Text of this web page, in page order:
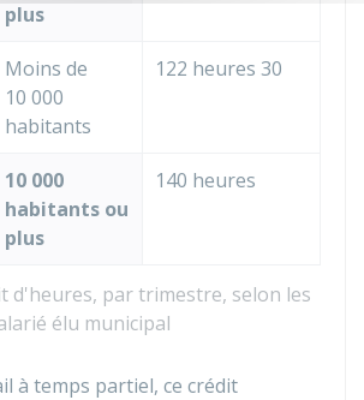
d'heures, par trimestre, selon les
élu municipal
plus
Moins de
10 000
habitants
122 heures 30
10 000
habitants ou
plus
140 heures
à temps partiel, ce crédit